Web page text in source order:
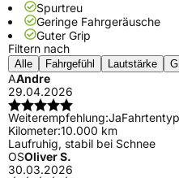
Spurtreu
Geringe Fahrgeräusche
Guter Grip
Filtern nach
Alle Fahrgefühl Lautstärke
AAndre
29.04.2026
Weiterempfehlung:Ja
Kilometer:10.000 km
Laufruhig, stabil bei Schnee
OSOliver S.
30.03.2026